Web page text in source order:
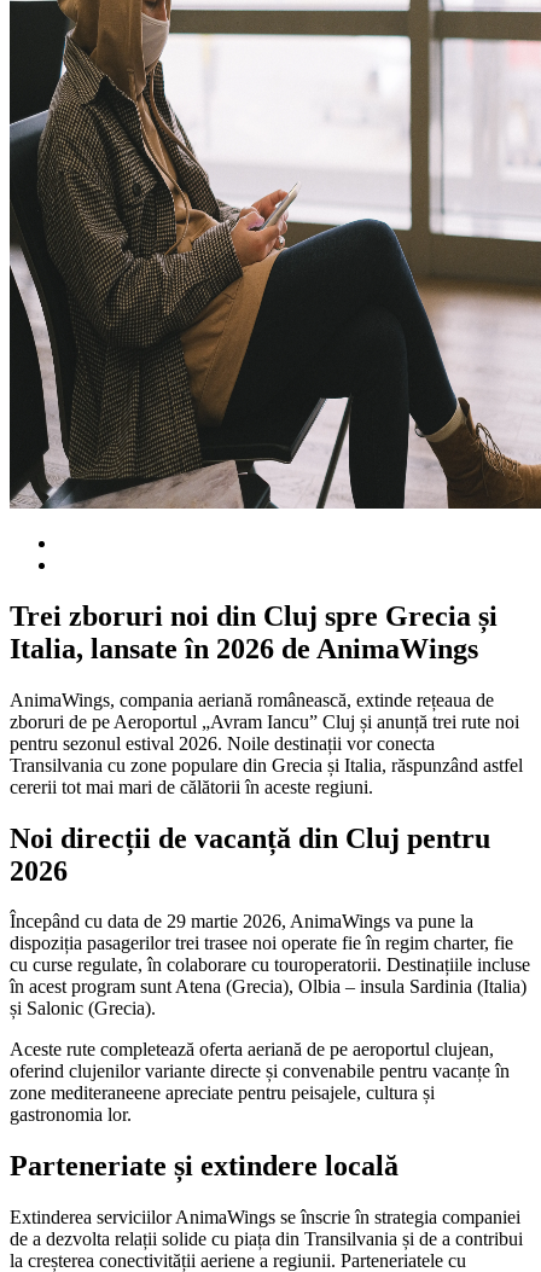
Trei zboruri noi din Cluj spre Grecia și
Italia, lansate în 2026 de AnimaWings
AnimaWings, compania aeriană românească, extinde rețeaua de
zboruri de pe Aeroportul „Avram Iancu” Cluj și anunță trei rute noi
pentru sezonul estival 2026. Noile destinații vor conecta
Transilvania cu zone populare din Grecia și Italia, răspunzând astfel
cererii tot mai mari de călătorii în aceste regiuni.
Noi direcții de vacanță din Cluj pentru
2026
Începând cu data de 29 martie 2026, AnimaWings va pune la
dispoziția pasagerilor trei trasee noi operate fie în regim charter, fie
cu curse regulate, în colaborare cu touroperatorii. Destinațiile incluse
în acest program sunt Atena (Grecia), Olbia – insula Sardinia (Italia)
și Salonic (Grecia).
Aceste rute completează oferta aeriană de pe aeroportul clujean,
oferind clujenilor variante directe și convenabile pentru vacanțe în
zone mediteraneene apreciate pentru peisajele, cultura și
gastronomia lor.
Parteneriate și extindere locală
Extinderea serviciilor AnimaWings se înscrie în strategia companiei
de a dezvolta relații solide cu piața din Transilvania și de a contribui
la creșterea conectivității aeriene a regiunii. Parteneriatele cu